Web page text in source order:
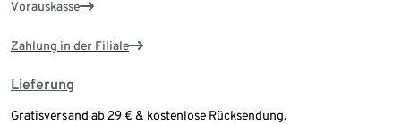
Vorauskasse
Zahlung in der Filiale
Lieferung
Gratisversand ab 29 € & kostenlose Rücksendung.